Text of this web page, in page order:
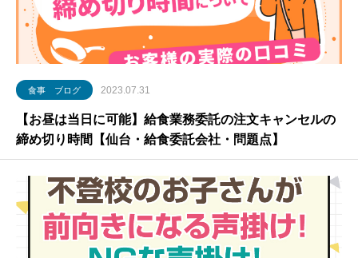
食事 ブログ 2023.07.31
【お昼は当日に可能】給食業務委託の注文キャンセルの
締め切り時間【仙台・給食委託会社・問題点】